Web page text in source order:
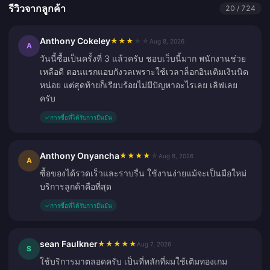
รีวิวจากลูกค้า 20 / 724
A Anthony Cokeley★ ★ ★ Aug 8, 2026
วันนี้ซื้อเป็นครั้งที่ 3 แล้วครับ ชอบเว็บนี้มาก พนักงานช่วย
เหลือดี ตอนแรกแอบกังวลเพราะใช้เวลาล็อกอินเติมเงินนิด
หน่อย แต่สุดท้ายก็เรียบร้อยไม่มีปัญหาอะไรเลย เลิฟเลย
ครับ
✓การซื้อที่ได้รับการยืนยัน
A Anthony Onyancha★ ★ ★ ★ Aug 8, 2026
ซื้อของได้รวดเร็วและราบรื่น ใช้งานง่ายแม้จะเป็นมือใหม่
บริการลูกค้าคือที่สุด
✓การซื้อที่ได้รับการยืนยัน
S sean Faulkner★ ★ ★ ★ ★ Aug 7, 2026
ใช้บริการมาตลอดครับ เป็นที่หลักที่ผมใช้เติมทองเกม